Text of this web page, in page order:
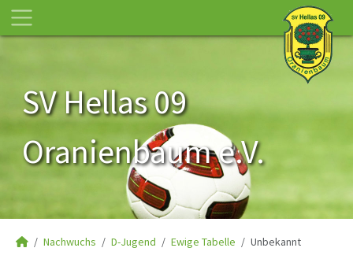
SV Hellas 09
Oranienbaum e.V.
Nachwuchs D-Jugend Ewige Tabelle Unbekannt